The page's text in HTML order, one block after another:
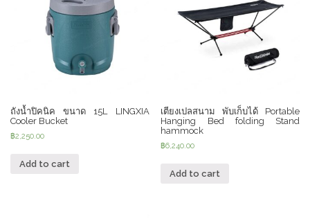
ถังน้ำปิคนิค ขนาด 15L LINGXIA
Cooler Bucket
฿2,250.00
Add to cart
เตียงเปลสนาม พับเก็บได้ Portable
Hanging Bed folding Stand
hammock
฿6,240.00
Add to cart